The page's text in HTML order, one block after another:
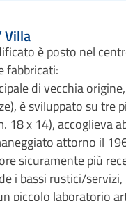
Villa
è posto nel
fabbricati:
di vecchia
è sviluppato su tre
18 x 14), accoglieva
attorno il
sicuramente più
i bassi rustici/
piccolo laboratorio